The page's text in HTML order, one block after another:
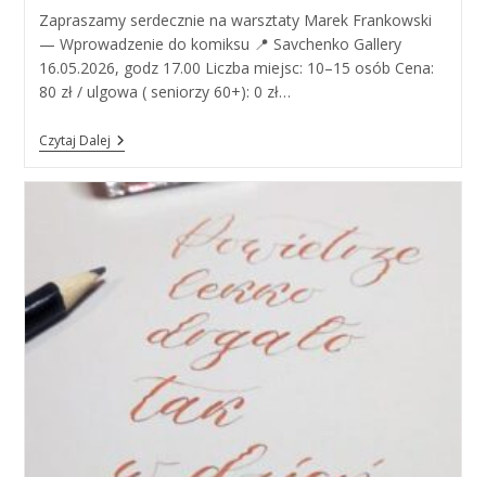
Zapraszamy serdecznie na warsztaty Marek Frankowski
— Wprowadzenie do komiksu 📍 Savchenko Gallery
16.05.2026, godz 17.00 Liczba miejsc: 10–15 osób Cena:
80 zł / ulgowa ( seniorzy 60+): 0 zł…
Czytaj DalejWprowadzenie
Do
Marek